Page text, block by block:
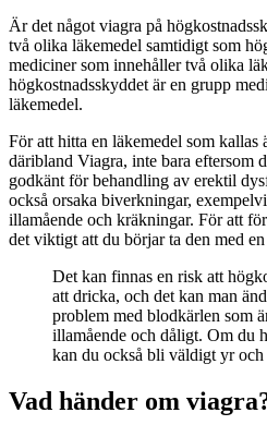
Är det något viagra på
två olika läkemedel samtidigt som
mediciner som innehåller två olika
högkostnadsskyddet är en grupp
läkemedel.
För att hitta en läkemedel som kallas
däribland Viagra, inte bara eftersom
godkänt för behandling av erektil
också orsaka biverkningar,
illamående och kräkningar. För att
det viktigt att du börjar ta den med
Det kan finnas en risk att
att dricka, och det kan man
problem med blodkärlen som
illamående och dåligt. Om du
kan du också bli väldigt yr
Vad händer om